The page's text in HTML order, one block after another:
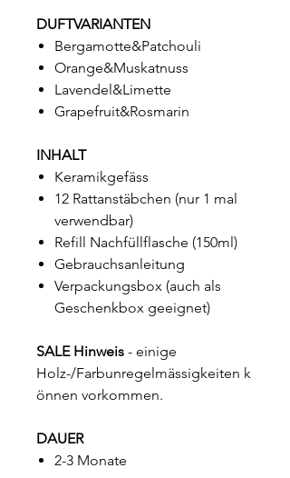
DUFTVARIANTEN
Bergamotte&Patchouli
Orange&Muskatnuss
Lavendel&Limette
Grapefruit&Rosmarin
INHALT
Keramikgefäss
12 Rattanstäbchen (nur 1 mal
verwendbar)
Refill Nachfüllflasche (150ml)
Gebrauchsanleitung
Verpackungsbox (auch als
Geschenkbox geeignet)
SALE Hinweis - einige
Holz-/Farbunregelmässigkeiten k
önnen vorkommen.
DAUER
2-3 Monate